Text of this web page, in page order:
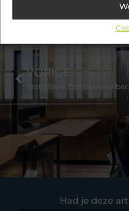
Had je deze
VORIGE
Wat Maakt